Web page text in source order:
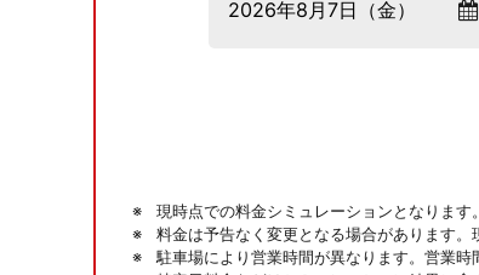
現時点での料金シミュレーションとなります。
料金は予告なく変更となる場合があります。
駐車場により営業時間が異なります。営業